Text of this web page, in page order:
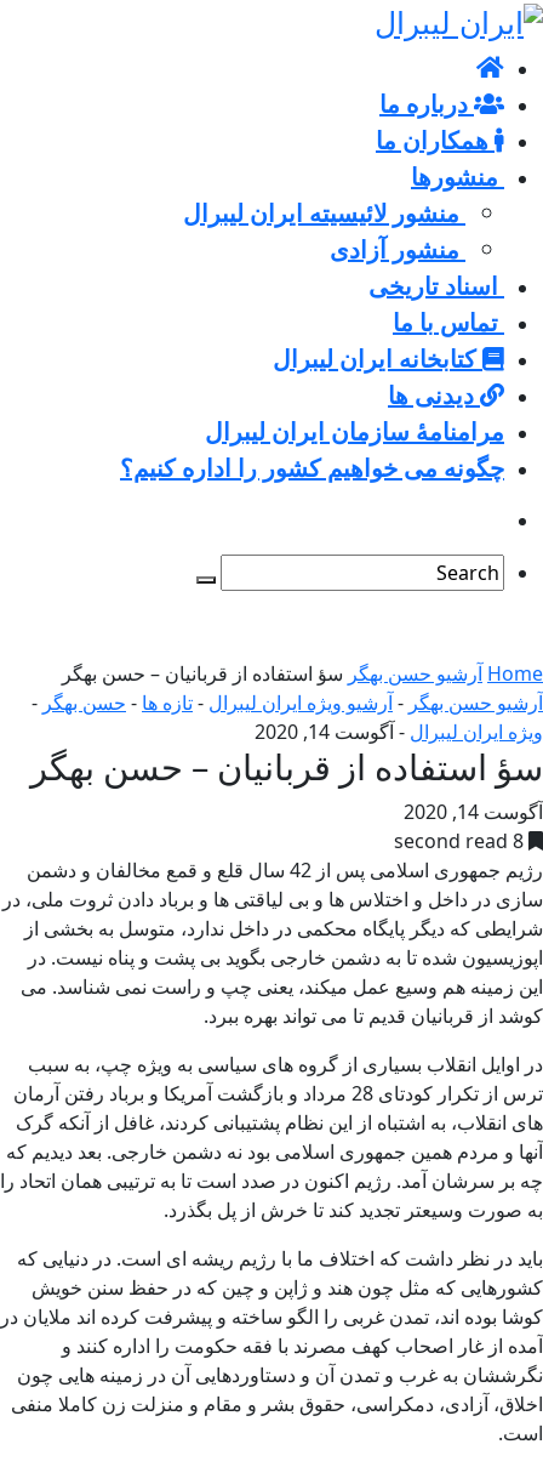
درباره ما
همکاران ما
منشورها
منشور لائیسیته ایران لیبرال
منشور آزادی
اسناد تاریخی
تماس با ما
کتابخانه ایران لیبرال
دیدنی ها
مرامنامۀ سازمان ایران لیبرال
چگونه می خواهیم کشور را اداره کنیم؟
Home آرشیو حسن بهگر سؤ استفاده از قربانیان – حسن بهگر
آرشیو حسن بهگر -آرشیو ویژه ایران لیبرال -تازه ها - حسن بهگر -
ویژه ایران لیبرال -آگوست 14, 2020
سؤ استفاده از قربانیان – حسن بهگر
آگوست 14, 2020
8 second read
رژیم جمهوری اسلامی پس از 42 سال قلع و قمع مخالفان و دشمن
سازی در داخل و اختلاس ها و بی لیاقتی ها و برباد دادن ثروت ملی، در
شرایطی که دیگر پایگاه محکمی در داخل ندارد، متوسل به بخشی از
اپوزیسیون شده تا به دشمن خارجی بگوید بی پشت و پناه نیست. در
این زمینه هم وسیع عمل میکند، یعنی چپ و راست نمی شناسد. می
کوشد از قربانیان قدیم تا می تواند بهره ببرد.
در اوایل انقلاب بسیاری از گروه های سیاسی به ویژه چپ، به سبب
ترس از تکرار کودتای 28 مرداد و بازگشت آمریکا و برباد رفتن آرمان
های انقلاب، به اشتباه از این نظام پشتیبانی کردند، غافل از آنکه گرک
آنها و مردم همین جمهوری اسلامی بود نه دشمن خارجی. بعد دیدیم که
چه بر سرشان آمد. رژیم اکنون در صدد است تا به ترتیبی همان اتحاد را
به صورت وسیعتر تجدید کند تا خرش از پل بگذرد.
باید در نظر داشت که اختلاف ما با رژیم ریشه ای است. در دنیایی که
کشورهایی که مثل چون هند و ژاپن و چین که در حفظ سنن خویش
کوشا بوده اند، تمدن غربی را الگو ساخته و پیشرفت کرده اند ملایان در
آمده از غار اصحاب کهف مصرند با فقه حکومت را اداره کنند و
نگرششان به غرب و تمدن آن و دستاوردهایی آن در زمینه هایی چون
اخلاق، آزادی، دمکراسی، حقوق بشر و مقام و منزلت زن کاملا منفی
است.